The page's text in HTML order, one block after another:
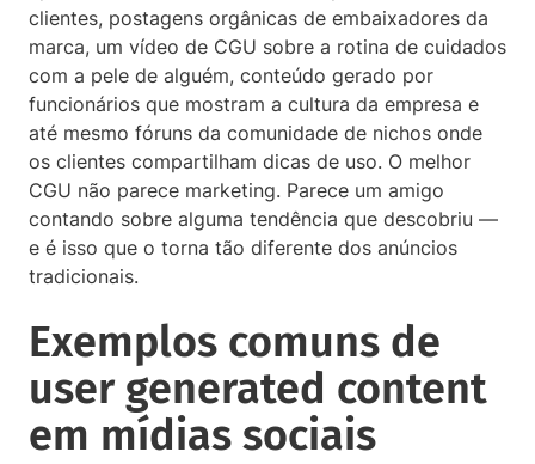
clientes, postagens orgânicas de embaixadores da
marca, um vídeo de CGU sobre a rotina de cuidados
com a pele de alguém, conteúdo gerado por
funcionários que mostram a cultura da empresa e
até mesmo fóruns da comunidade de nichos onde
os clientes compartilham dicas de uso. O melhor
CGU não parece marketing. Parece um amigo
contando sobre alguma tendência que descobriu —
e é isso que o torna tão diferente dos anúncios
tradicionais.
Exemplos comuns de
user generated content
em mídias sociais